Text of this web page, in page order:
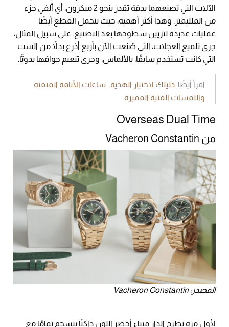
الآلات التي تصنعهما بدقة تقدر بنحو 2 ميكرون، أي ألفي جزء
من الملليمتر. وهذا أكثر أهمية، حيث تتحمل القطع أيضًا
عمليات عديدة لتزيين سطوحها بعد التصنيع. على سبيل المثال،
جرى تلميع العجلات، التي صُنعت الآن بأربع أذرع بدلاً من الست
التي كانت تستخدم سابقًا، بالألماس، وجرى تنعيم حوافها يدويًّا.
اقرأ أيضًا: دليلك لاختيار الهدية.. ساعات الأناقة المتقنة
واللمسات الفنية المميزة
Overseas Dual Time
من Vacheron Constantin
المصدر: Vacheron Constantin
لأول مرة تطرح الدار ميناء أخضر اللون داكنًا ينسجم تمامًا مع